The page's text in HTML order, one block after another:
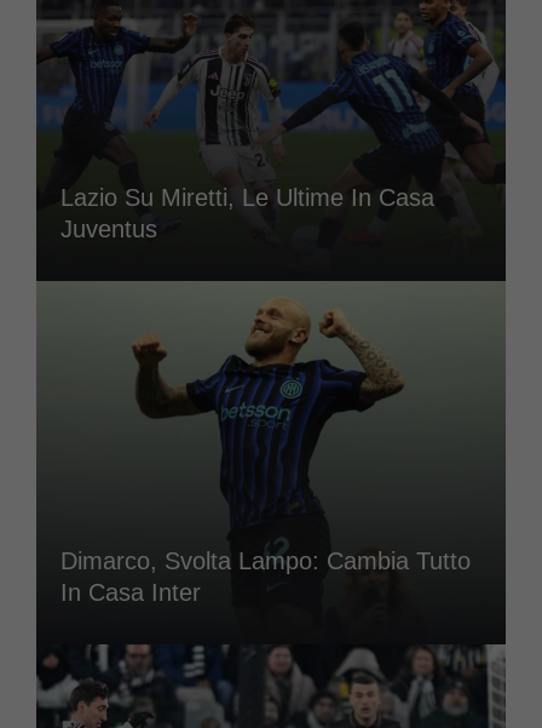
Lazio Su Miretti, Le Ultime In Casa
Juventus
Dimarco, Svolta Lampo: Cambia Tutto
In Casa Inter